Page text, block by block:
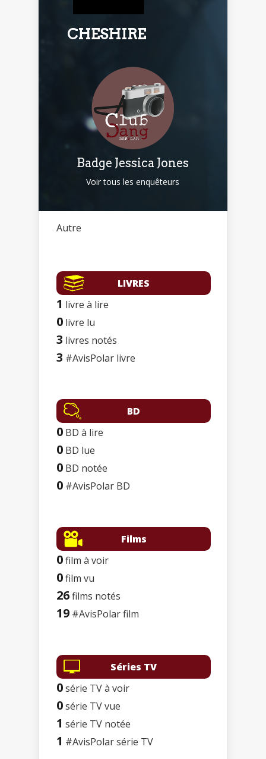
CHESHIRE
Badge Jessica Jones
Voir tous les enquêteurs
Autre
LIVRES
1 livre à lire
0 livre lu
3 livres notés
3 #AvisPolar livre
BD
0 BD à lire
0 BD lue
0 BD notée
0 #AvisPolar BD
Films
0film à voir
0film vu
26films notés
19 #AvisPolar film
Séries TV
0série TV à voir
0série TV vue
1 série TV notée
1 #AvisPolar série TV